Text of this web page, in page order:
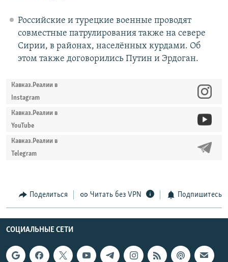
Российские и турецкие военные проводят
совместные патрулирования также на севере
Сирии, в районах, населённых курдами. Об
этом также договорились Путин и Эрдоган.
Кавказ.Реалии в
Instagram
Кавказ.Реалии в
YouTube
Кавказ.Реалии в
Telegram
Поделиться Читать без VPN Подпишитесь
СОЦИАЛЬНЫЕ СЕТИ